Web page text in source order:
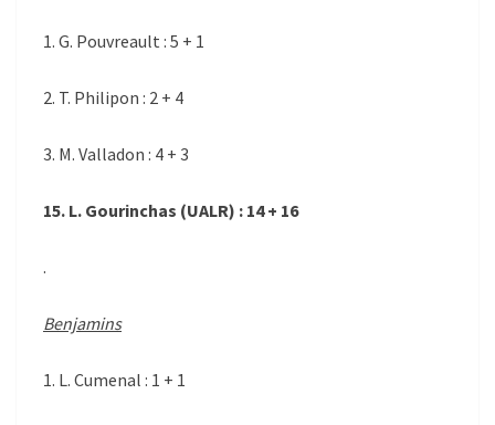
1. G. Pouvreault : 5 + 1
2. T. Philipon : 2 + 4
3. M. Valladon : 4 + 3
15. L. Gourinchas (UALR) : 14 + 16
.
Benjamins
1. L. Cumenal : 1 + 1